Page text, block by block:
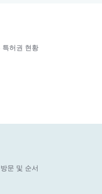
특허권 현황
문 및 순서